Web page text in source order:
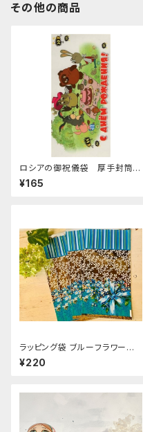
その他の商品
ロシアの御祝儀袋 厚手封筒
E-154 「ロシアのプーさん
誕生日」
¥165
ラッピング袋 ブルーフラワー
(小)４枚入り
¥220